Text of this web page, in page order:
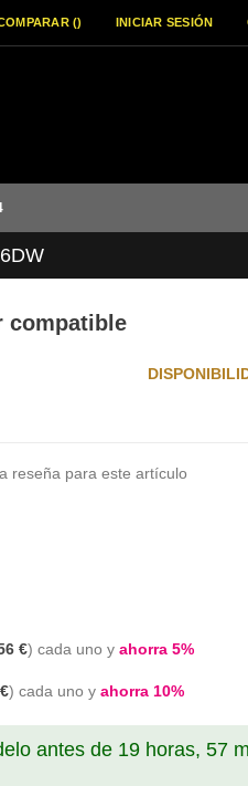
() INICIAR SESIÓN
compatible
reseña para este artículo
€ cada uno y ahorra 5%
cada uno y ahorra 10%
antes de 19 horas, 57